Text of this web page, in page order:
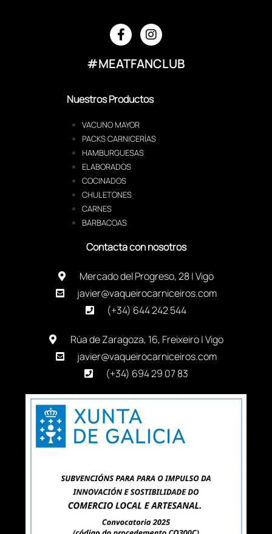
#MEATFANCLUB
Nuestros Productos
VACUNO MAYOR
PACKS CARNICERÍAS
HAMBURGUESAS
ELABORADOS
COCINADOS
CHULETONES
CARNES
BARBACOAS
Contacta con nosotros
Mercado del Progreso, 28 | Vigo
javier@vaqueirocarniceiros.com
(+34) 644 242 544
Rúa de Zaragoza, 16, Freixeiro | Vigo
javier@vaqueirocarniceiros.com
(+34) 694 29 07 83